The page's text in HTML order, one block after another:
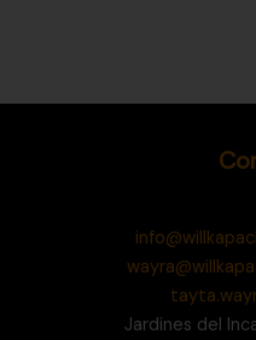
Jardines del